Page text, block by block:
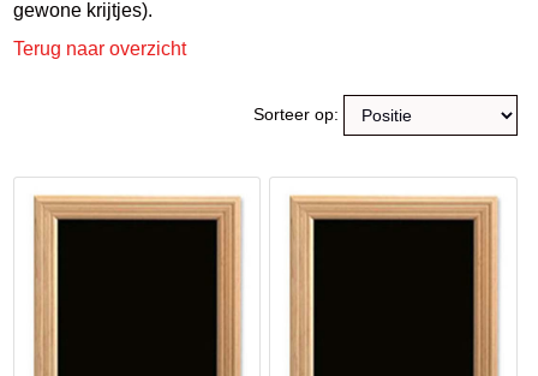
gewone krijtjes).
Terug naar overzicht
Sorteer op: